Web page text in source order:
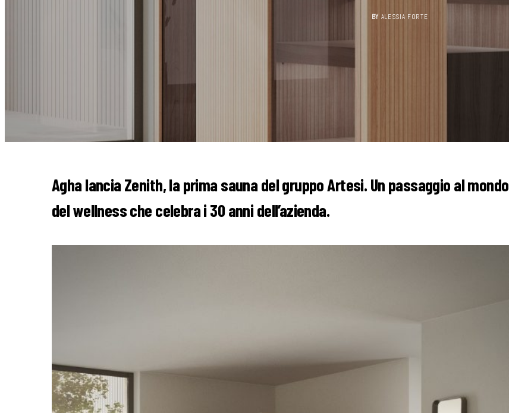
BY ALESSIA FORTE
Agha lancia Zenith, la prima sauna del gruppo Artesi. Un passaggio al mondo
del wellness che celebra i 30 anni dell’azienda.